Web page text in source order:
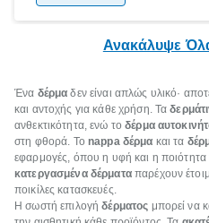
Ανακάλυψε
Ένα δέρμα δεν είναι απλώς υλικό·
και αντοχής για κάθε χρήση. Τα
ανθεκτικότητα, ενώ τοδέρμα
στη φθορά. Το nappa δέρμα και τα
εφαρμογές, όπου η υφή και η ποιότητα
κατεργασμένα δέρματαπαρέχουν
ποικίλες κατασκευές.
Η σωστή επιλογήδέρματος μπορεί να